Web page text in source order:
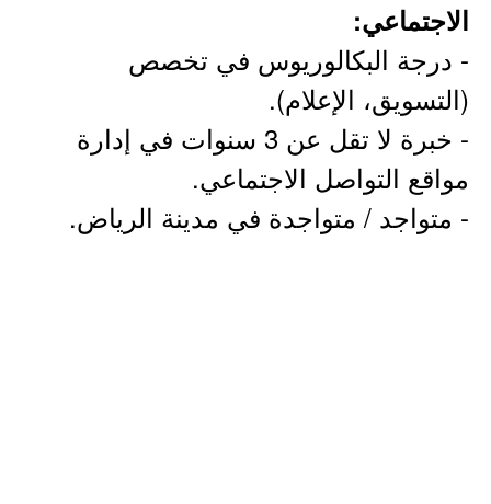
الاجتماعي:
- درجة البكالوريوس في تخصص
(التسويق، الإعلام).
- خبرة لا تقل عن 3 سنوات في إدارة
مواقع التواصل الاجتماعي.
- متواجد / متواجدة في مدينة الرياض.